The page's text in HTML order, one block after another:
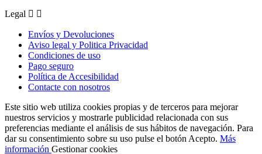
Legal  
Envíos y Devoluciones
Aviso legal y Politica Privacidad
Condiciones de uso
Pago seguro
Política de Accesibilidad
Contacte con nosotros
Este sitio web utiliza cookies propias y de terceros para mejorar
nuestros servicios y mostrarle publicidad relacionada con sus
preferencias mediante el análisis de sus hábitos de navegación. Para
dar su consentimiento sobre su uso pulse el botón Acepto. Más
información Gestionar cookies